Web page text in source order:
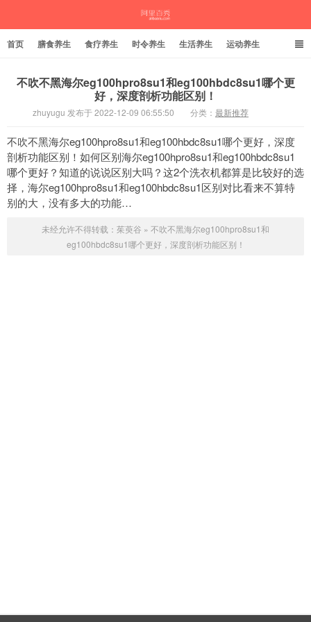
茱萸谷
首页 膳食养生 食疗养生 时令养生 生活养生 运动养生
不吹不黑海尔eg100hpro8su1和eg100hbdc8su1哪个更
好，深度剖析功能区别！
zhuyugu 发布于 2022-12-09 06:55:50 分类： 最新推荐
不吹不黑海尔eg100hpro8su1和eg100hbdc8su1哪个更好，深度
剖析功能区别！如何区别海尔eg100hpro8su1和eg100hbdc8su1
哪个更好？知道的说说区别大吗？这2个洗衣机都算是比较好的选
择，海尔eg100hpro8su1和eg100hbdc8su1区别对比看来不算特
别的大，没有多大的功能…
未经允许不得转载： 茱萸谷 » 不吹不黑海尔eg100hpro8su1和
eg100hbdc8su1哪个更好，深度剖析功能区别！